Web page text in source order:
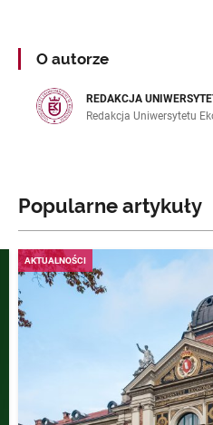
O autorze
REDAKCJA
Redakcja Uniwersytetu
Popularne artykuły
AKTUALNOŚCI